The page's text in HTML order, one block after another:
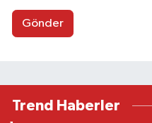
Gönder
Trend Haberler